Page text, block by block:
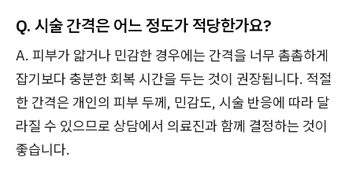
Q. 시술 간격은 어느 정도가 적당한가요?
A. 피부가 얇거나 민감한 경우에는 간격을 너무 촘촘하게
잡기보다 충분한 회복 시간을 두는 것이 권장됩니다. 적절
한 간격은 개인의 피부 두께, 민감도, 시술 반응에 따라 달
라질 수 있으므로 상담에서 의료진과 함께 결정하는 것이
좋습니다.